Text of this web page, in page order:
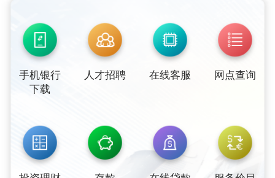
手机银行
下载
人才招聘 在线客服 网点查询